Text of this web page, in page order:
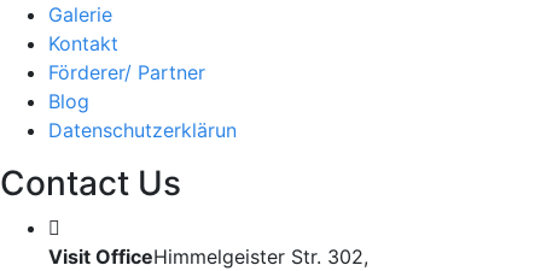
Galerie
Kontakt
Förderer/ Partner
Blog
Datenschutzerklärun
Contact Us
Visit OfficeHimmelgeister Str. 302,